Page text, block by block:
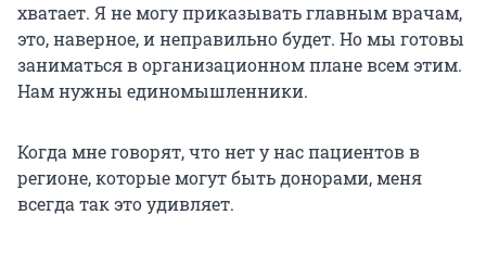
хватает. Я не могу приказывать главным врачам,
это, наверное, и неправильно будет. Но мы готовы
заниматься в организационном плане всем этим.
Нам нужны единомышленники.
Когда мне говорят, что нет у нас пациентов в
регионе, которые могут быть донорами, меня
всегда так это удивляет.